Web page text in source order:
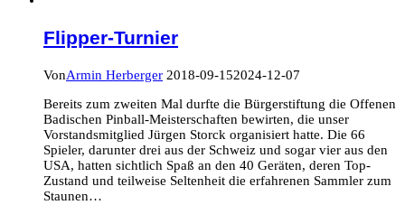
Flipper-Turnier
VonArmin Herberger 2018-09-152024-12-07
Bereits zum zweiten Mal durfte die Bürgerstiftung die Offenen
Badischen Pinball-Meisterschaften bewirten, die unser
Vorstandsmitglied Jürgen Storck organisiert hatte. Die 66
Spieler, darunter drei aus der Schweiz und sogar vier aus den
USA, hatten sichtlich Spaß an den 40 Geräten, deren Top-
Zustand und teilweise Seltenheit die erfahrenen Sammler zum
Staunen…